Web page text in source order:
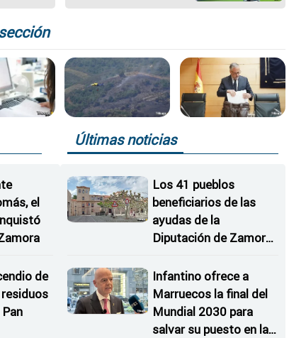
el
de
Últimas noticias
Los 41 pueblos
beneficiarios de las
ayudas de la
Diputación de Zamora
consultorios locales
Infantino ofrece a
Marruecos la final del
Mundial 2030 para
salvar su puesto en la